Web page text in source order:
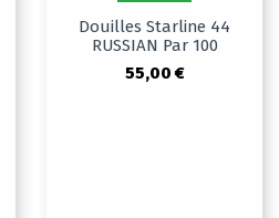
Douilles Starline 44
RUSSIAN Par 100
55,00 €